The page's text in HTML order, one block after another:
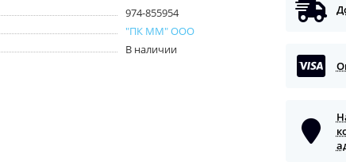
974-855954
"ПК ММ" ООО
В наличии